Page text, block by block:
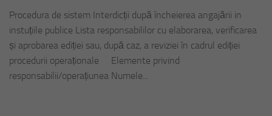
Procedura de sistem Interdicții după încheierea angajării in
instuțiile publice Lista responsabililor cu elaborarea, verificarea
și aprobarea ediției sau, după caz, a reviziei în cadrul ediției
procedurii operaționale Elemente privind
responsabilii/operațiunea Numele...